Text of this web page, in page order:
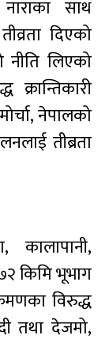
साथ
दिएको
नीति लिएको
नेपालको
तीब्रता
कालापानी,
किमि भूभाग
विरुद्ध
तथा देजमो,